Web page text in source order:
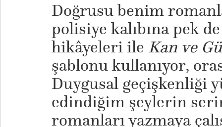
Doğrusu benim
polisiye kalıbına pek
hikâyeleri ile Kan ve
şablonu kullanıyor,
Duygusal geçişkenliği
edindiğim şeylerin
romanları yazmaya